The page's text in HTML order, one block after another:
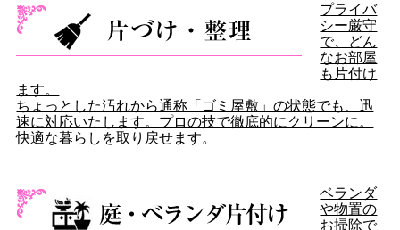
プライバ
シー厳守
で、どん
なお部屋
も片付け
ます。
ちょっとした汚れから通称「ゴミ屋敷」の状態でも、迅
速に対応いたします。プロの技で徹底的にクリーンに。
快適な暮らしを取り戻せます。
ベランダ
や物置の
お掃除で